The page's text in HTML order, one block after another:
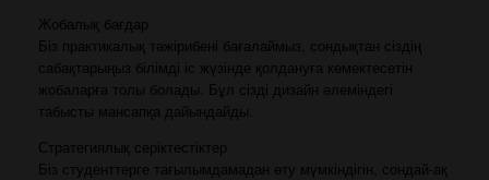
Жобалық бағдар
Біз практикалық тәжірибені бағалаймыз, сондықтан сіздің
сабақтарыңыз білімді іс жүзінде қолдануға көмектесетін
жобаларға толы болады. Бұл сізді дизайн әлеміндегі
табысты мансапқа дайындайды.
Стратегиялық серіктестіктер
Біз студенттерге тағылымдамадан өту мүмкіндігін, сондай-ақ